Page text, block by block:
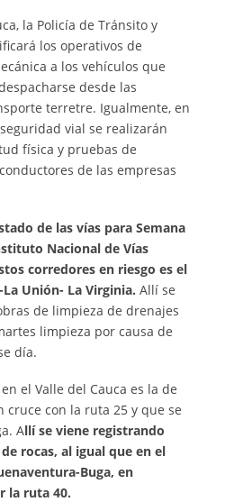
la Policía de Tránsito y
los operativos de
a los vehículos que
desde las
terretre. Igualmente, en
vial se realizarán
física y pruebas de
de las empresas
de las vías para Semana
Nacional de Vías
corredores en riesgo es el
Unión- La Virginia. Allí se
de limpieza de drenajes
limpieza por causa de
día.
el Valle del Cauca es la de
cruce con la ruta 25 y que se
Allí se viene registrando
rocas, al igual que en el
Buga, en
la ruta 40.